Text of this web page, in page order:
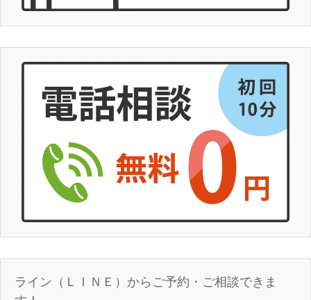
ライン（ＬＩＮＥ）からご予約・ご相談できま